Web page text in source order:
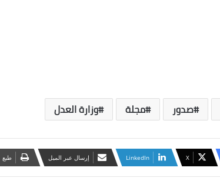
صدور مجلة وزارة العدل
X
LinkedIn ‏إرسال عبر الميل ‏طبع